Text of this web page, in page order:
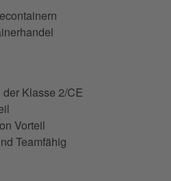
Klasse 2/CE
Vorteil
Teamfähig